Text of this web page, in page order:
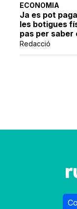
ECONOMIA
Ja es pot
les botigues
pas per saber
Redacció